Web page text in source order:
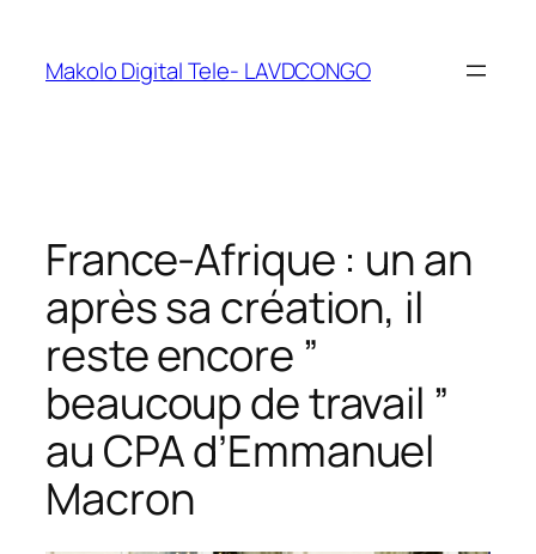
Makolo Digital Tele- LAVDCONGO
France-Afrique : un an
après sa création, il
reste encore ”
beaucoup de travail ”
au CPA d’Emmanuel
Macron